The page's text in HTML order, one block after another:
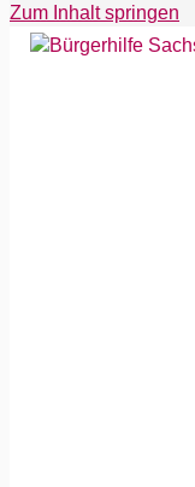
Zum Inhalt springen